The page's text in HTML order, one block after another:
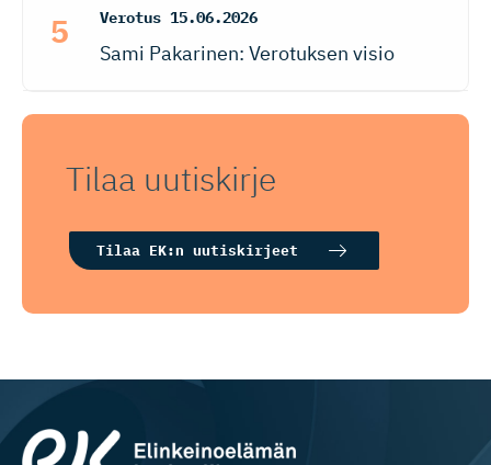
Verotus 15.06.2026
Sami Pakarinen: Verotuksen visio
Tilaa uutiskirje
Tilaa EK:n uutiskirjeet